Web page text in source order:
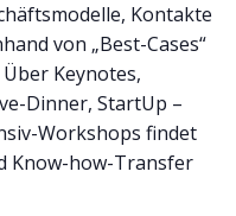
Kontakte
von „Best-Cases“
Keynotes,
Dinner, StartUp –
Workshops findet
Know-how-Transfer